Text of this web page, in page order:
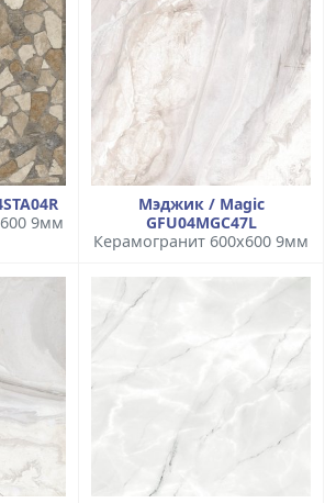
9мм
Мэджик / Magic
GFU04MGC47L
Керамогранит 600x600 9мм